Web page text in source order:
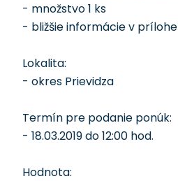
- množstvo 1 ks
- bližšie informácie v prílohe
Lokalita:
- okres Prievidza
Termín pre podanie ponúk:
- 18.03.2019 do 12:00 hod.
Hodnota: